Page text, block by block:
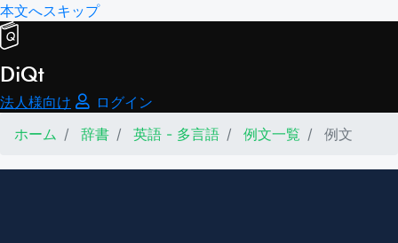
本文へスキップ
DiQt
法人様向け
ログイン
ホーム
辞書 英語 - 多言語 例文一覧 例文